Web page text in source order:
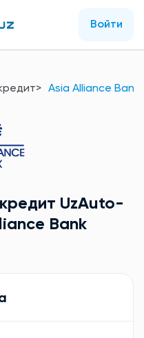
Войти
Asia Alliance Bank
UzAuto-
Bank